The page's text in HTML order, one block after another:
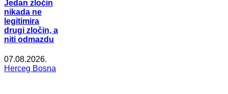
Jedan zločin
nikada ne
legitimira
drugi zločin, a
niti odmazdu
07.08.2026.
Herceg Bosna